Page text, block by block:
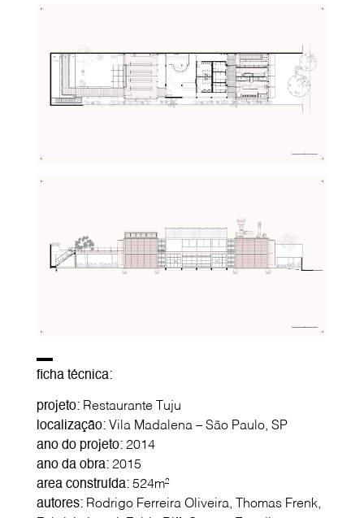
ficha técnica:
projeto:Restaurante Tuju
localização:Vila Madalena – São Paulo, SP
ano do projeto:2014
ano da obra:2015
area construída:524m²
autores:Rodrigo Ferreira Oliveira, Thomas Frenk,